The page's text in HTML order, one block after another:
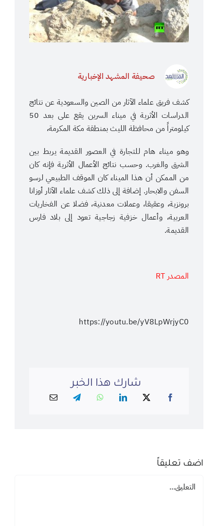
صحيفة المشهد الإخبارية
كشف فريق علماء الآثار من الصين والسعودية عن نتائج
الدراسات الأثرية في ميناء السرين يقع على بعد 50
كيلومتراً من محافظة الليث بمنطقة مكة المكرمة،
وهو ميناء هام للتجارة في العصور القديمة يربط بين
الشرق والغرب. وحسب نتائج الأعمال الأثرية فإنه كان
من الممكن أن هذا الميناء كان الموقف الطبيعي لرسو
السفن والابحار. إضافة إلى ذلك كشف علماء الآثار أوزانا
برونزية، وعقيقا، وعملات معدنية، فضلا عن الفخاريات
العربية، وأعمال خزفية زجاجية تعود إلى بلاد فارس
القديمة.
المصدر RT
https://youtu.be/yV8LpWrjyC0
شارك هذا الخبر
اضف تعليقاً
تعليق